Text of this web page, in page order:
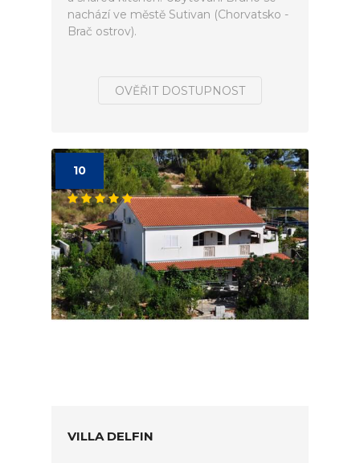
nachází ve městě Sutivan (Chorvatsko -
Brač ostrov).
OVĚŘIT DOSTUPNOST
10
VILLA DELFIN